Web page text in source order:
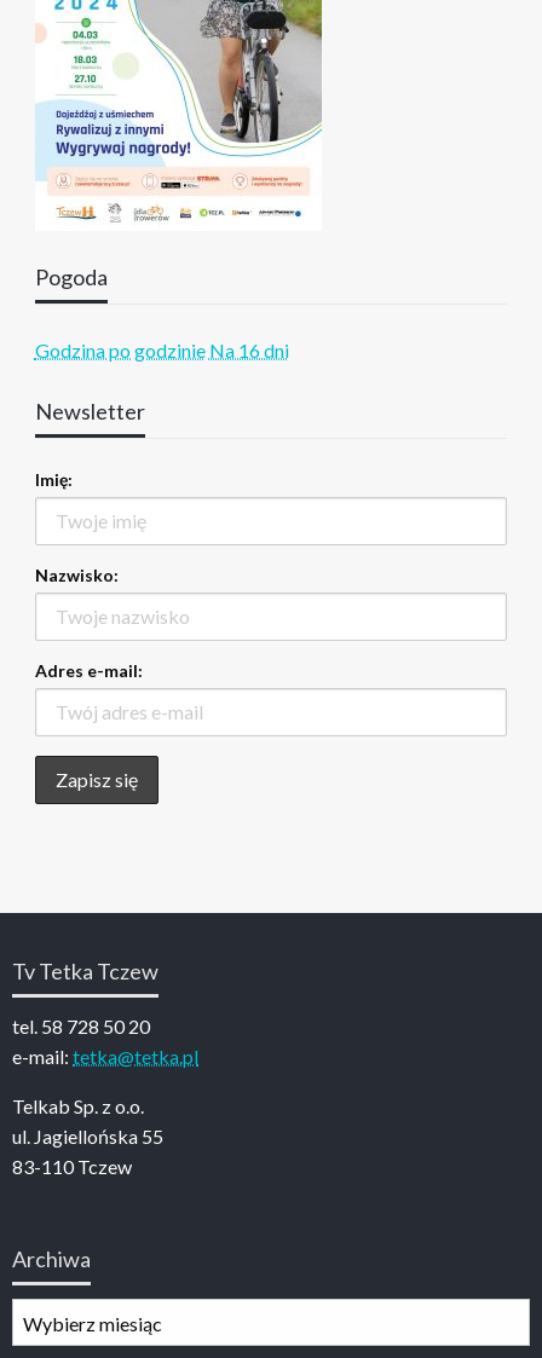
Pogoda
Godzina po godzinie Na 16 dni
Newsletter
Imię:
Nazwisko:
Adres e-mail:
Tv Tetka Tczew
tel. 58 728 50 20
e-mail: tetka@tetka.pl
Telkab Sp. z o.o.
ul. Jagiellońska 55
83-110 Tczew
Archiwa